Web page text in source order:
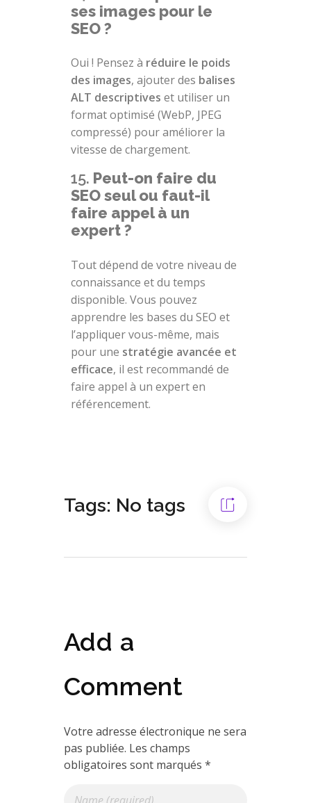
ses images pour le
SEO ?
Oui ! Pensez à réduire le poids
des images, ajouter des balises
ALT descriptives et utiliser un
format optimisé (WebP, JPEG
compressé) pour améliorer la
vitesse de chargement.
15. Peut-on faire du
SEO seul ou faut-il
faire appel à un
expert ?
Tout dépend de votre niveau de
connaissance et du temps
disponible. Vous pouvez
apprendre les bases du SEO et
l’appliquer vous-même, mais
pour une stratégie avancée et
efficace, il est recommandé de
faire appel à un expert en
référencement.
Tags: No tags
Add a
Comment
Votre adresse électronique ne sera
pas publiée. Les champs
obligatoires sont marqués *